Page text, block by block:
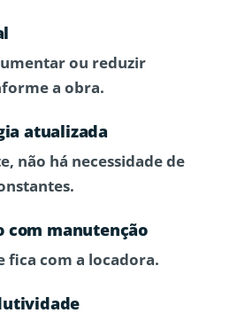
ou reduzir
a obra.
atualizada
não há necessidade de
com manutenção
fica com a locadora.